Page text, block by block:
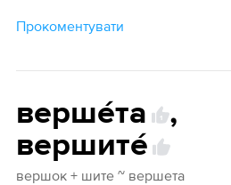
Прокоментувати
верше́та
,
вершите́
вершок + шите ~ вершета